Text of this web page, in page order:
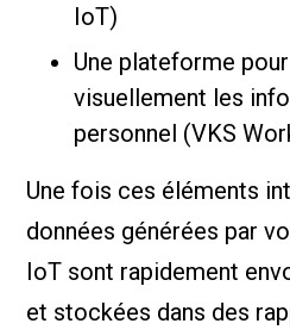
IoT)
Une plateforme
visuellement les
personnel (VKS
Une fois ces éléments
données générées par
IoT sont rapidement
et stockées dans des